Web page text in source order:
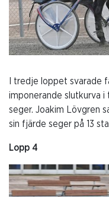
I tredje loppet svarade
imponerande slutkurva
seger. Joakim Lövgren
sin fjärde seger på 13
Lopp 4